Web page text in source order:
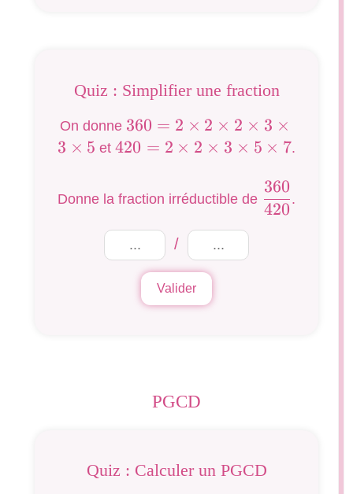
Quiz : Simplifier une fraction
On donne 360=2\times
2\times
3\times 5
360 = 2 × 2 × 2 × 3 ×
3 × 5 et420=2\times
3\times
5\times 7
420 = 2 × 2 × 3 × 5 × 7.
Donne la fraction irréductible de \dfrac{360}
{420}
420
360
.
/
Valider
PGCD
Quiz : Calculer un PGCD